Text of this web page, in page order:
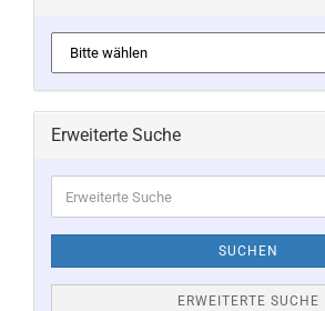
Erweiterte Suche
Suche
SUCHEN
ERWEITERTE SUCHE